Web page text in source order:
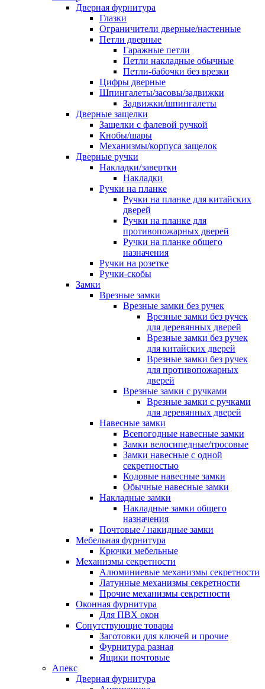
Дверная фурнитура
Глазки
Ограничители дверные/настенные
Петли дверные
Гаражные петли
Петли накладные обычные
Петли-бабочки без врезки
Цифры дверные
Шпингалеты/засовы/задвижки
Задвижки/шпингалеты
Дверные защелки
Защелки с фалевой ручкой
Кнобы/шары
Механизмы/корпуса защелок
Дверные ручки
Накладки/завертки
Накладки
Ручки на планке
Ручки на планке для китайских
дверей
Ручки на планке для
противопожарных дверей
Ручки на планке общего
назначения
Ручки на розетке
Ручки-скобы
Замки
Врезные замки
Врезные замки без ручек
Врезные замки без ручек
для деревянных дверей
Врезные замки без ручек
для китайских дверей
Врезные замки без ручек
для противопожарных
дверей
Врезные замки с ручками
Врезные замки с ручками
для деревянных дверей
Навесные замки
Всепогодные навесные замки
Замки велосипедные/тросовые
Замки навесные с одной
секретностью
Кодовые навесные замки
Обычные навесные замки
Накладные замки
Накладные замки общего
назначения
Почтовые / накидные замки
Мебельная фурнитура
Крючки мебельные
Механизмы секретности
Алюминиевые механизмы секретности
Латунные механизмы секретности
Прочие механизмы секретности
Оконная фурнитура
Для ПВХ окон
Сопутствующие товары
Заготовки для ключей и прочие
Фурнитура разная
Ящики почтовые
Апекс
Дверная фурнитура